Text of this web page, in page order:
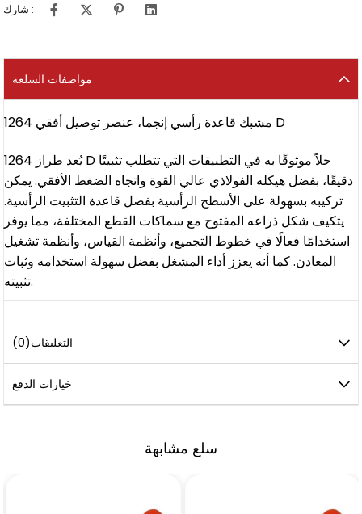
شارك :
مواصفات السلعة
مشبك قاعدة رأسي إنجما، عنصر توصيل أفقي 1264 D
يُعد طراز 1264 D حلاً موثوقًا به في التطبيقات التي تتطلب تثبيتًا
دقيقًا، بفضل هيكله الفولاذي عالي القوة واتجاه الضغط الأفقي. يمكن
تركيبه بسهولة على الأسطح الرأسية بفضل قاعدة التثبيت الرأسية.
يتكيف شكل ذراعه المفتوح مع سماكات القطع المختلفة، مما يوفر
استخدامًا فعالًا في خطوط التجميع، وأنظمة القياس، وأنظمة تشغيل
المعادن. كما أنه يعزز أداء المشغل بفضل سهولة استخدامه وثبات
تثبيته.
التعليقات(0)
خيارات الدفع
سلع مشابهة